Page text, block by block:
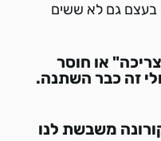
בעצם גם לא ששים
או חוסר
זה כבר השתנה.
משבשת לנו